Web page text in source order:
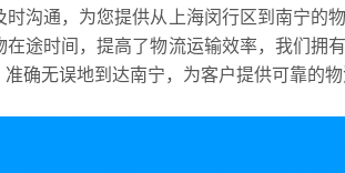
沟通，为您提供从上海闵行区到南宁的
途时间，提高了物流运输效率，我们拥
确无误地到达南宁，为客户提供可靠的物